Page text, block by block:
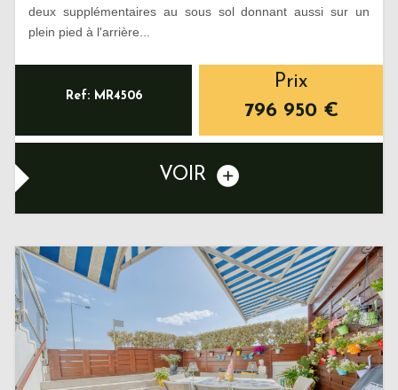
deux supplémentaires au sous sol donnant aussi sur un
plein pied à l'arrière...
Ref: MR4506
Prix
796 950 €
VOIR